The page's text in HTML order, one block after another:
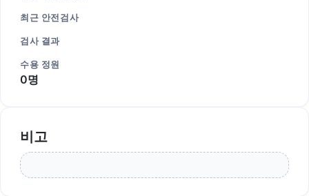
최근 안전검사
검사 결과
수용 정원
0명
비고